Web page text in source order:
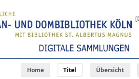
Home Titel Übersicht